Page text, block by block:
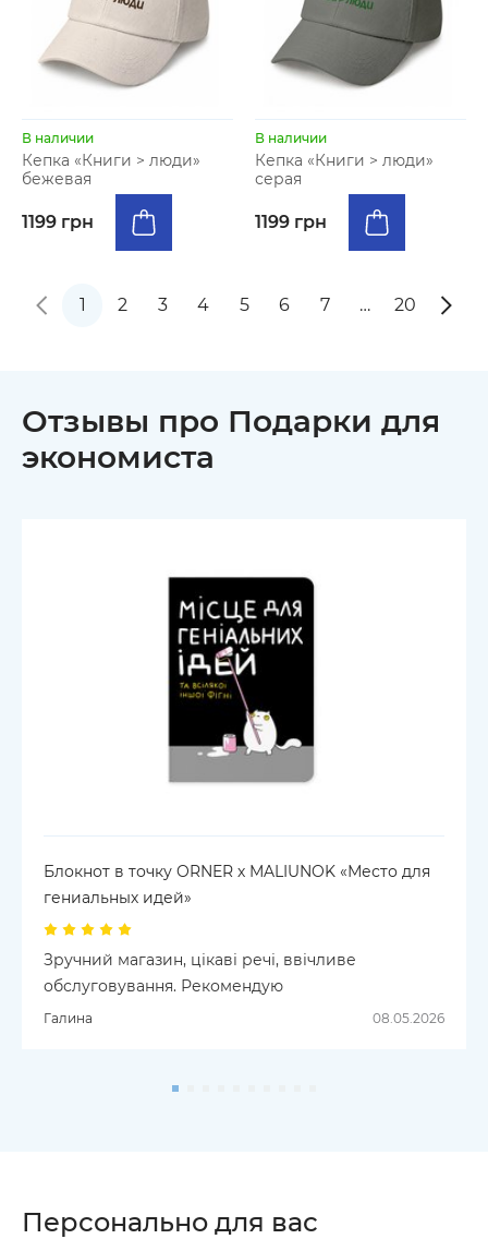
В наличии
Кепка «Книги > люди»
бежевая
1199 грн
В наличии
Кепка «Книги > люди»
серая
1199 грн
1 2 3 4 5 6 7 … 20
Отзывы про Подарки для
экономиста
Блокнот в точку ORNER х MALIUNOK «Место для
гениальных идей»
Зручний магазин, цікаві речі, ввічливе
обслуговування. Рекомендую
Галина 08.05.2026
Персонально для вас